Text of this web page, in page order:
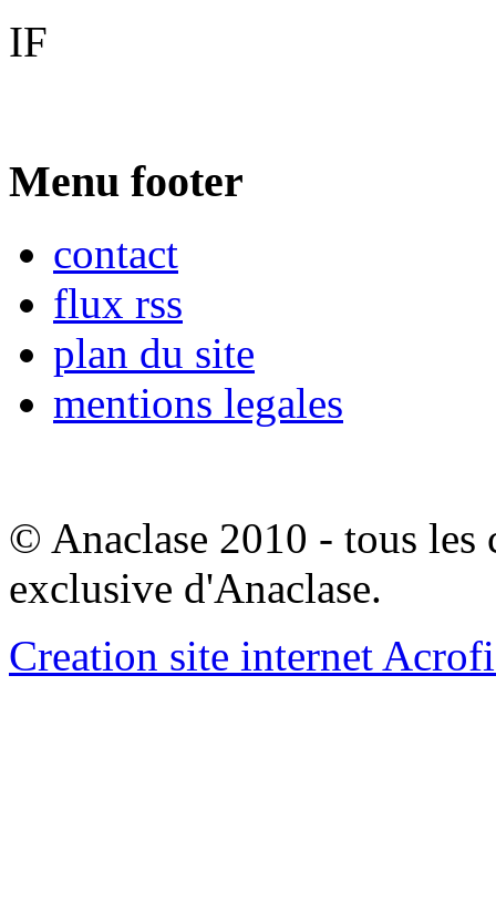
IF
Menu footer
contact
flux rss
plan du site
mentions legales
© Anaclase 2010 - tous les
exclusive d'Anaclase.
Creation site internet